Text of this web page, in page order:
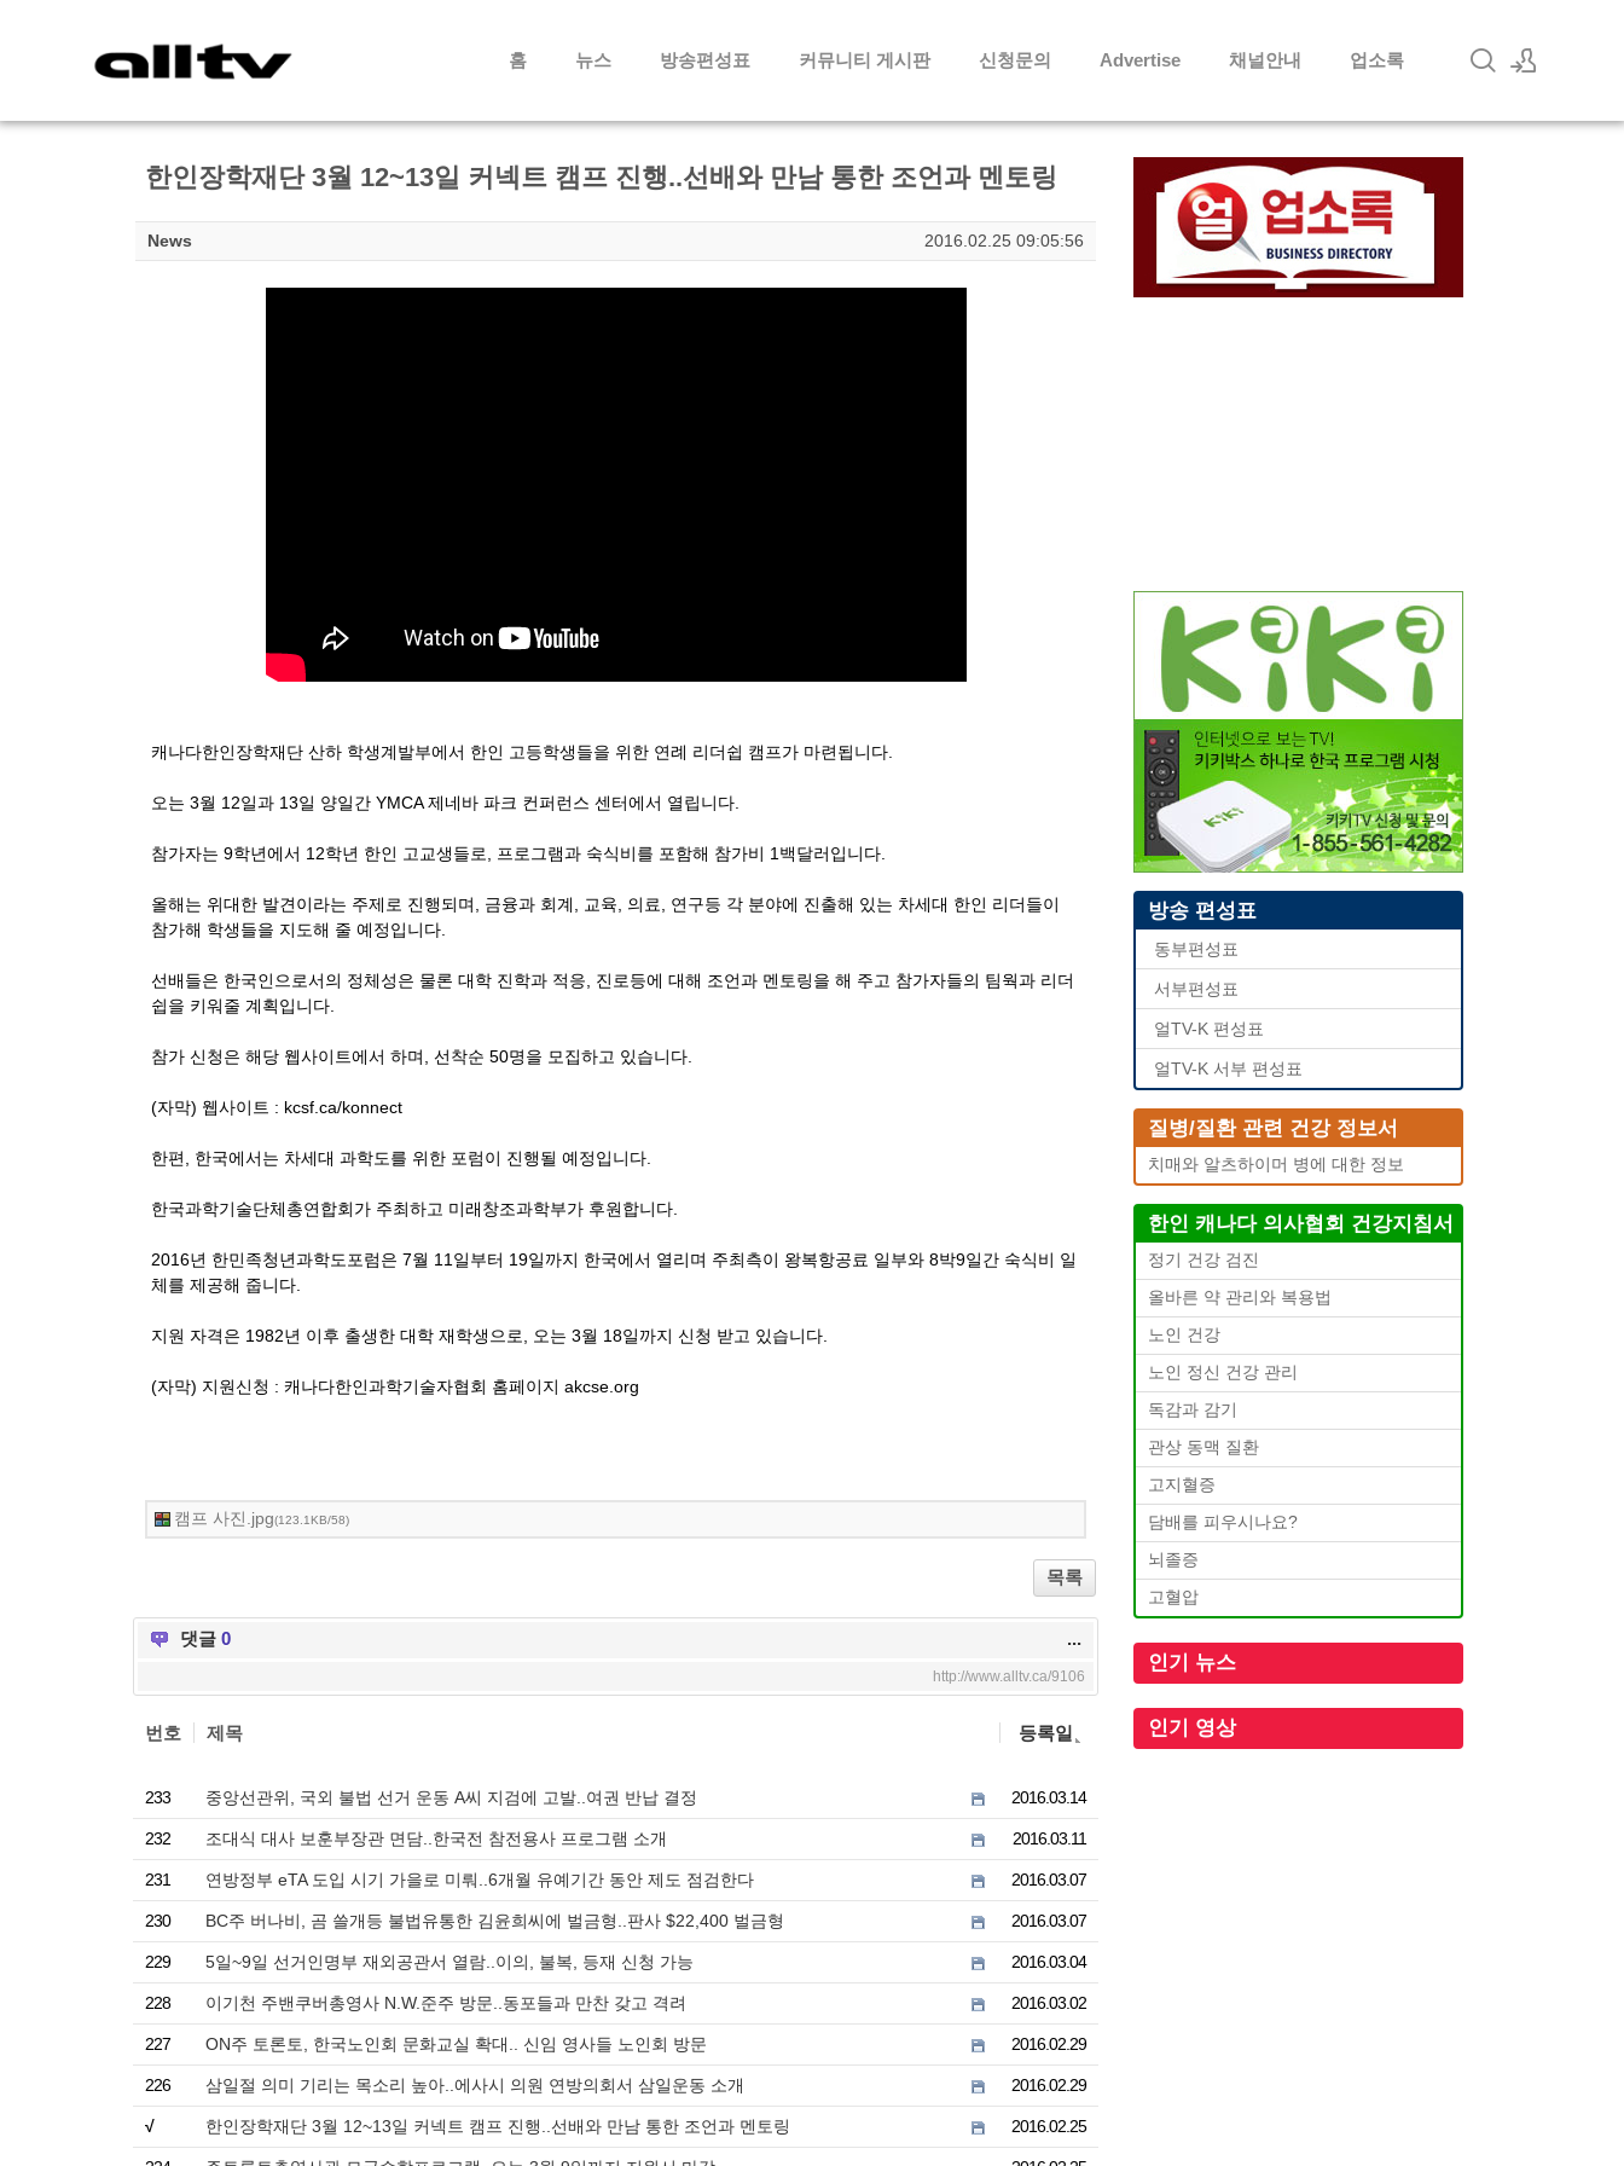
로그인
회원가입
홈 뉴스 방송편성표 커뮤니티 게시판 신청문의 Advertise 채널안내 업소록
한인장학재단 3월 12~13일 커넥트 캠프 진행..선배와 만남 통한 조언과 멘토링
News 2016.02.25 09:05:56
캐나다한인장학재단 산하 학생계발부에서 한인 고등학생들을 위한 연례 리더쉽 캠프가 마련됩니다.
오는 3월 12일과 13일 양일간 YMCA 제네바 파크 컨퍼런스 센터에서 열립니다.
참가자는 9학년에서 12학년 한인 고교생들로, 프로그램과 숙식비를 포함해 참가비 1백달러입니다.
올해는 위대한 발견이라는 주제로 진행되며, 금융과 회계, 교육, 의료, 연구등 각 분야에 진출해 있는 차세대 한인 리더들이
참가해 학생들을 지도해 줄 예정입니다.
선배들은 한국인으로서의 정체성은 물론 대학 진학과 적응, 진로등에 대해 조언과 멘토링을 해 주고 참가자들의 팀웍과 리더
쉽을 키워줄 계획입니다.
참가 신청은 해당 웹사이트에서 하며, 선착순 50명을 모집하고 있습니다.
(자막) 웹사이트 : kcsf.ca/konnect
한편, 한국에서는 차세대 과학도를 위한 포럼이 진행될 예정입니다.
한국과학기술단체총연합회가 주최하고 미래창조과학부가 후원합니다.
2016년 한민족청년과학도포럼은 7월 11일부터 19일까지 한국에서 열리며 주최측이 왕복항공료 일부와 8박9일간 숙식비 일
체를 제공해 줍니다.
지원 자격은 1982년 이후 출생한 대학 재학생으로, 오는 3월 18일까지 신청 받고 있습니다.
(자막) 지원신청 : 캐나다한인과학기술자협회 홈페이지 akcse.org
캠프 사진.jpg(123.1KB/58)
목록
댓글 0 ...
http://www.alltv.ca/9106
번호 제목 등록일
233 중앙선관위, 국외 불법 선거 운동 A씨 지검에 고발..여권 반납 결정 2016.03.14
232 조대식 대사 보훈부장관 면담..한국전 참전용사 프로그램 소개 2016.03.11
231 연방정부 eTA 도입 시기 가을로 미뤄..6개월 유예기간 동안 제도 점검한다 2016.03.07
230 BC주 버나비, 곰 쓸개등 불법유통한 김윤희씨에 벌금형..판사 $22,400 벌금형 2016.03.07
229 5일~9일 선거인명부 재외공관서 열람..이의, 불복, 등재 신청 가능 2016.03.04
228 이기천 주밴쿠버총영사 N.W.준주 방문..동포들과 만찬 갖고 격려 2016.03.02
227 ON주 토론토, 한국노인회 문화교실 확대.. 신임 영사들 노인회 방문 2016.02.29
226 삼일절 의미 기리는 목소리 높아..에사시 의원 연방의회서 삼일운동 소개 2016.02.29
√ 한인장학재단 3월 12~13일 커넥트 캠프 진행..선배와 만남 통한 조언과 멘토링 2016.02.25
방송 편성표
동부편성표
서부편성표
얼TV-K 편성표
얼TV-K 서부 편성표
질병/질환 관련 건강 정보서
치매와 알츠하이머 병에 대한 정보
한인 캐나다 의사협회 건강지침서
정기 건강 검진
올바른 약 관리와 복용법
노인 건강
노인 정신 건강 관리
독감과 감기
관상 동맥 질환
고지혈증
담배를 피우시나요?
뇌졸증
고혈압
인기 뉴스
인기 영상